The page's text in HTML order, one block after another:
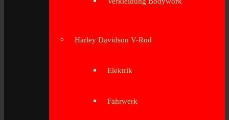
Harley Davidson V-Rod
Elektrik
Fahrwerk